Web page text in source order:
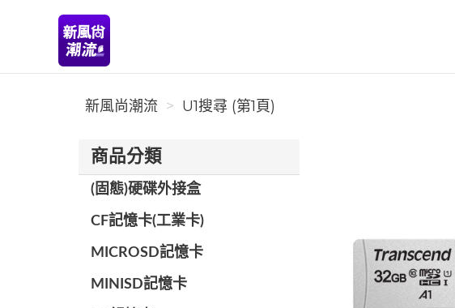
新風尚潮流
新風尚潮流 U1搜尋 (第1頁)
商品分類
(固態)硬碟外接盒
CF記憶卡(工業卡)
MICROSD記憶卡
MINISD記憶卡